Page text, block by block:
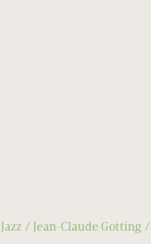
Jazz Jean-Claude Gotting